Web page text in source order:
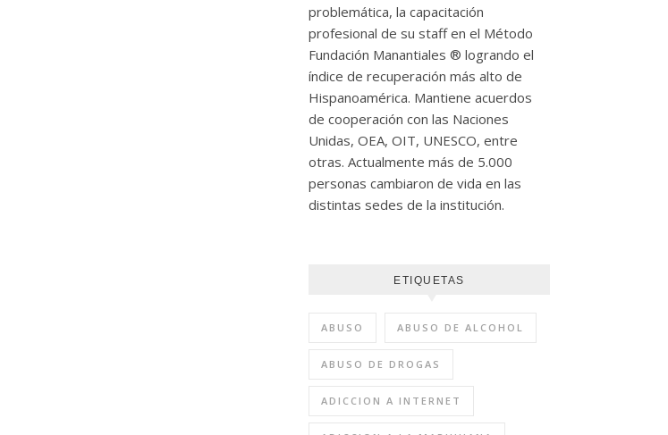
problemática, la capacitación
profesional de su staff en el Método
Fundación Manantiales ® logrando el
índice de recuperación más alto de
Hispanoamérica. Mantiene acuerdos
de cooperación con las Naciones
Unidas, OEA, OIT, UNESCO, entre
otras. Actualmente más de 5.000
personas cambiaron de vida en las
distintas sedes de la institución.
ETIQUETAS
ABUSO ABUSO DE ALCOHOL
ABUSO DE DROGAS
ADICCION A INTERNET